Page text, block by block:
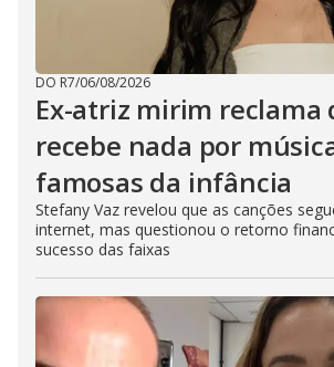
DO R7/06/08/2026
Ex-atriz mirim reclama
recebe nada por
famosas da infância
Stefany Vaz revelou que as canções
internet, mas questionou o retorno
sucesso das faixas